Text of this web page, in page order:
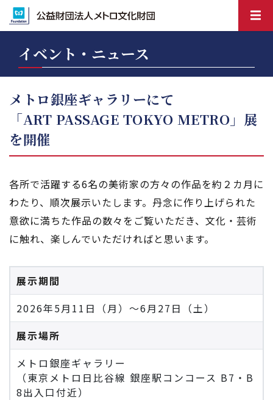
イベント・ニュース
メトロ銀座ギャラリーにて
「ART PASSAGE TOKYO METRO」展
を開催
各所で活躍する6名の美術家の方々の作品を約２カ月に
わたり、順次展示いたします。丹念に作り上げられた
意欲に満ちた作品の数々をご覧いただき、文化・芸術
に触れ、楽しんでいただければと思います。
展示期間
2026年5月11日（月）～6月27日（土）
展示場所
メトロ銀座ギャラリー
（東京メトロ日比谷線 銀座駅コンコース B7・B
8出入口付近）